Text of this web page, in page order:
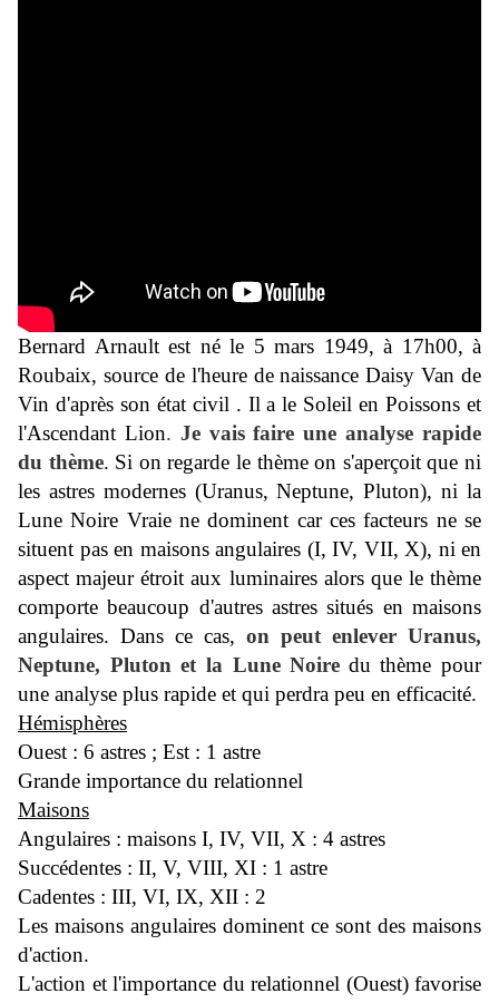
Bernard Arnault est né le 5 mars 1949, à 17h00, à
Roubaix, source de l'heure de naissance Daisy Van de
Vin d'après son état civil . Il a le Soleil en Poissons et
l'Ascendant Lion. Je vais faire une analyse rapide
du thème. Si on regarde le thème on s'aperçoit que ni
les astres modernes (Uranus, Neptune, Pluton), ni la
Lune Noire Vraie ne dominent car ces facteurs ne se
situent pas en maisons angulaires (I, IV, VII, X), ni en
aspect majeur étroit aux luminaires alors que le thème
comporte beaucoup d'autres astres situés en maisons
angulaires.Dans ce cas, on peut enlever Uranus,
Neptune, Pluton et la Lune Noire du thème pour
une analyse plus rapide et qui perdra peu en efficacité.
Hémisphères
Ouest : 6 astres ; Est : 1 astre
Grande importance du relationnel
Maisons
Angulaires : maisons I, IV, VII, X : 4 astres
Succédentes : II, V, VIII, XI : 1 astre
Cadentes : III, VI, IX, XII : 2
Les maisons angulaires dominent ce sont des maisons
d'action.
L'action et l'importance du relationnel (Ouest) favorise